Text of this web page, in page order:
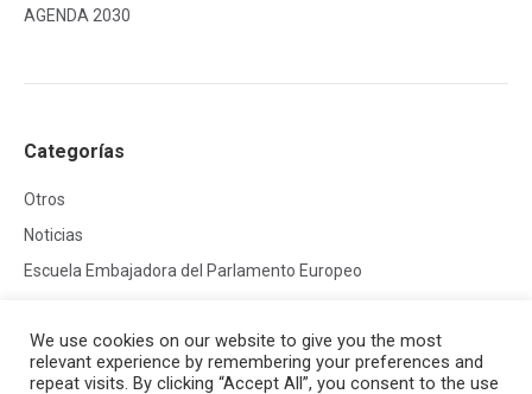
AGENDA 2030
Categorías
Otros
Noticias
Escuela Embajadora del Parlamento Europeo
We use cookies on our website to give you the most
relevant experience by remembering your preferences and
repeat visits. By clicking “Accept All”, you consent to the use